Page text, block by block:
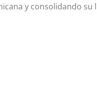
y consolidando